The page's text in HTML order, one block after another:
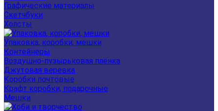
Графические материалы
Скетчбуки
Холсты
Упаковка, коробки, мешки
Контейнеры
Воздушно-пузырьковая плёнка
Джутовая веревка
Коробки почтовые
Крафт коробки, подарочные
Мешки